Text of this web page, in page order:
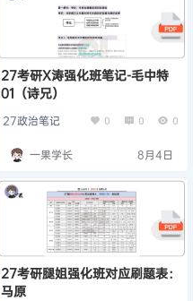
27考研X涛强化班笔记-毛中特
01（诗兄）
27政治笔记 0 0 0
一果学长 8月4日
27考研腿姐强化班对应刷题表：
马原